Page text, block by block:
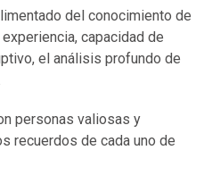
del conocimiento de
capacidad de
el análisis profundo de
personas valiosas y
recuerdos de cada uno de